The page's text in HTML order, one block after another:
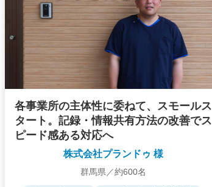
各事業所の主体性に委ねて、スモールス
タート。記録・情報共有方法の改善でス
ピード感ある対応へ
株式会社プランドゥ 様
群馬県／約600名